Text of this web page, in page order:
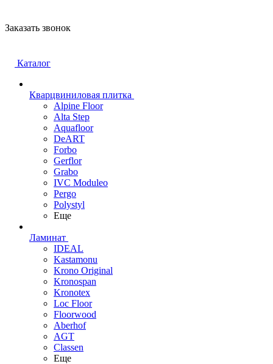
Заказать звонок
Каталог
Кварцвиниловая плитка
Alpine Floor
Alta Step
Aquafloor
DeART
Forbo
Gerflor
Grabo
IVC Moduleo
Pergo
Polystyl
Еще
Ламинат
IDEAL
Kastamonu
Krono Original
Kronospan
Kronotex
Loc Floor
Floorwood
Aberhof
AGT
Classen
Еще